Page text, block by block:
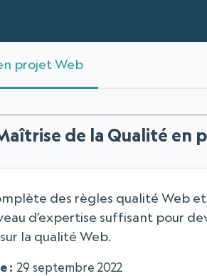
projet Web
de la Qualité en
des règles qualité Web
d’expertise suffisant pour
la qualité Web.
29 septembre 2022